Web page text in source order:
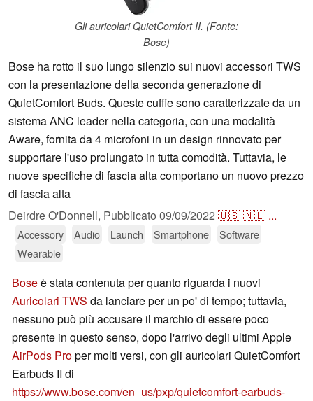
Gli auricolari QuietComfort II. (Fonte:
Bose)
Bose ha rotto il suo lungo silenzio sui nuovi accessori TWS
con la presentazione della seconda generazione di
QuietComfort Buds. Queste cuffie sono caratterizzate da un
sistema ANC leader nella categoria, con una modalità
Aware, fornita da 4 microfoni in un design rinnovato per
supportare l'uso prolungato in tutta comodità. Tuttavia, le
nuove specifiche di fascia alta comportano un nuovo prezzo
di fascia alta
Deirdre O'Donnell, Pubblicato 09/09/2022 🇺🇸🇳🇱 ...
Accessory Audio Launch Smartphone
Software
Wearable
Boseè stata contenuta per quanto riguarda i nuovi
Auricolari TWS da lanciare per un po' di tempo; tuttavia,
nessuno può più accusare il marchio di essere poco
presente in questo senso, dopo l'arrivo degli ultimi Apple
AirPods Proper molti versi, con gli auricolari QuietComfort
Earbuds II di
https://www.bose.com/en_us/pxp/quietcomfort-earbuds-